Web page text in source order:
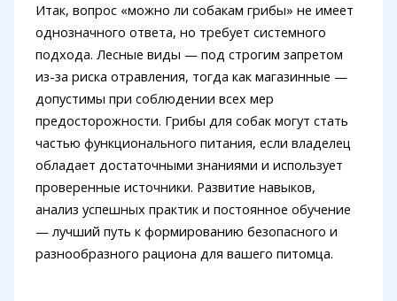
Итак, вопрос «можно ли собакам грибы» не имеет
однозначного ответа, но требует системного
подхода. Лесные виды — под строгим запретом
из-за риска отравления, тогда как магазинные —
допустимы при соблюдении всех мер
предосторожности. Грибы для собак могут стать
частью функционального питания, если владелец
обладает достаточными знаниями и использует
проверенные источники. Развитие навыков,
анализ успешных практик и постоянное обучение
— лучший путь к формированию безопасного и
разнообразного рациона для вашего питомца.